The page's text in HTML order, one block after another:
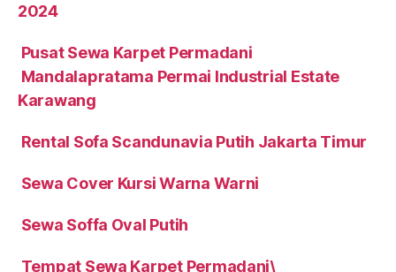
2024
Pusat Sewa Karpet Permadani
Mandalapratama Permai Industrial Estate
Karawang
Rental Sofa Scandunavia Putih Jakarta Timur
Sewa Cover Kursi Warna Warni
Sewa Soffa Oval Putih
Tempat Sewa Karpet Permadani\